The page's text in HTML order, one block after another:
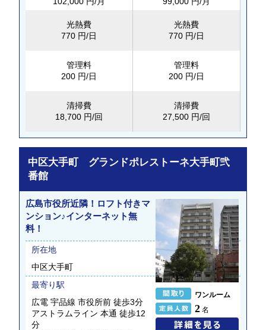
光熱費
770 円/日
管理料
200 円/日
清掃費
18,700 円/回
光熱費
770 円/日
管理料
200 円/日
清掃費
27,500 円/回
中区大手町 グランドポレストーネ大手町弐
番館
ワンルーム
2 名
広島市役所近隣！ロフト付きマ
ンション♪インターネット無
料！
所在地
中区大手町
最寄り駅
広電 宇品線 市役所前 徒歩3分
アストラムライン 本通 徒歩12
分